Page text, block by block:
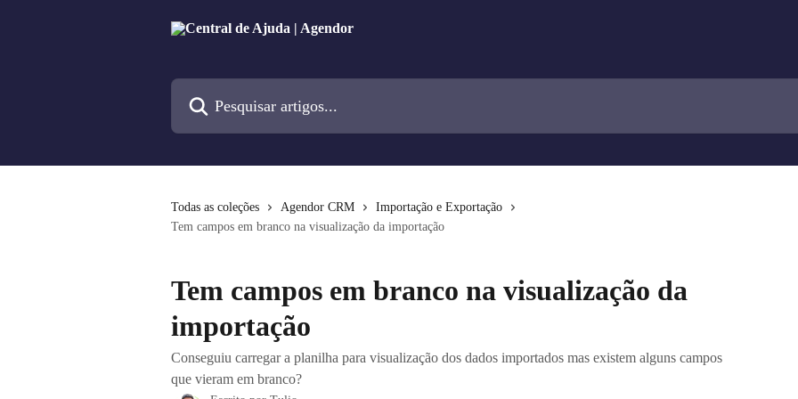
Todas as coleções Agendor CRM
Importação e Exportação
Tem campos em branco na visualização da importação
Tem campos em branco na visualização da
importação
Conseguiu carregar a planilha para visualização dos dados importados mas existem alguns campos
que vieram em branco?